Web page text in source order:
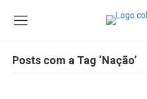
Posts com a Tag ‘Nação’